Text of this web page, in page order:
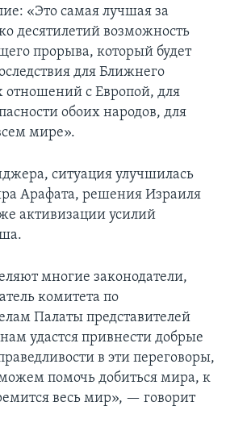
«Это самая лучшая за
десятилетий возможность
прорыва, который будет
для Ближнего
отношений с Европой, для
обоих народов, для
мире».
ситуация улучшилась
Арафата, решения Израиля
активизации усилий
многие законодатели,
комитета по
Палаты представителей
удастся привнести добрые
в эти переговоры,
помочь добиться мира, к
весь мир», — говорит